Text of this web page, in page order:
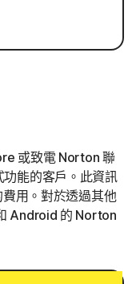
或致電 Norton 聯
能的客戶。此資訊
用。對於透過其他
Android 的 Norton